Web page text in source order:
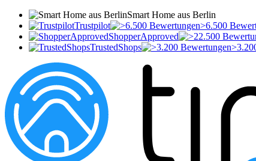
Smart Home aus Berlin
Trustpilot
>6.500
ShopperApproved
TrustedShops